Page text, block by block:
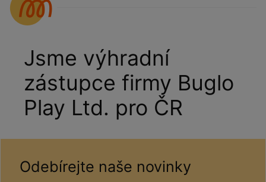
Jsme výhradní
zástupce firmy Buglo
Play Ltd. pro ČR
Odebírejte naše novinky